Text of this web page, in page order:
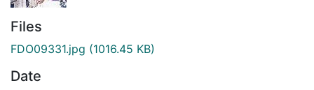
Files
FDO09331.jpg (1016.45 KB)
Date